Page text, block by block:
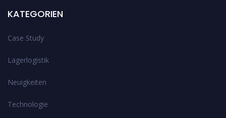
KATEGORIEN
Case Study
Lagerlogistik
Neuigkeiten
Technologie